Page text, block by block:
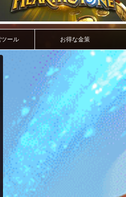
ール お得な金策